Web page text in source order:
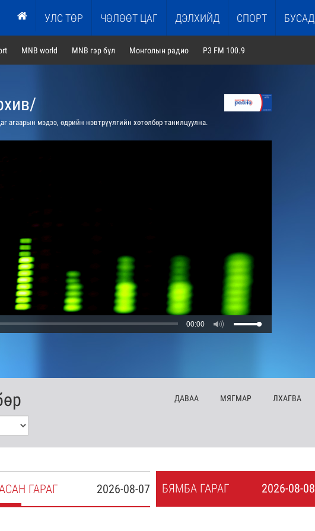
УЛС ТӨР ЧӨЛӨӨТ ЦАГ ДЭЛХИЙД СПОРТ БУСАД
MNB world MNB гэр бүл Монголын радио P3 FM 100.9
агаарын мэдээ, өдрийн нэвтрүүлгийн хөтөлбөр танилцуулна.
00:00
ДАВАА МЯГМАР ЛХАГВА
2026-08-07
ГАРАГ 2026-08-08
БЯМБА ГАРАГ